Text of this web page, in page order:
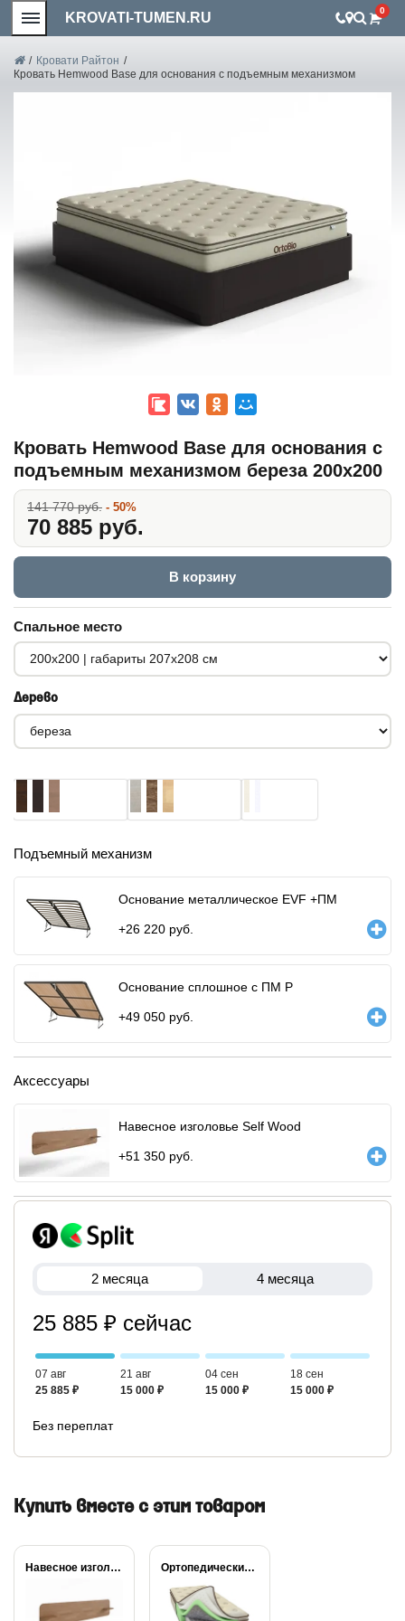
KROVATI-TUMEN.RU 0
/ Кровати Райтон /
Кровать Hemwood Base для основания с подъемным механизмом
Кровать Hemwood Base для основания с
подъемным механизмом береза 200x200
141 770 руб. - 50%
70 885 руб.
В корзину
Спальное место
Дерево
Подъемный механизм
Основание металлическое EVF +ПМ
+26 220 руб.
Основание сплошное с ПМ Р
+49 050 руб.
Аксессуары
Навесное изголовье Self Wood
+51 350 руб.
2 месяца 4 месяца
25 885 ₽ сейчас
07 авг
25 885 ₽
21 авг
15 000 ₽
04 сен
15 000 ₽
18 сен
15 000 ₽
Без переплат
Купить вместе с этим товаром
Навесное изголовье Self... Ортопедический матрас Райтон...